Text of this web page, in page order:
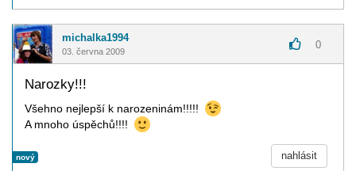
michalka1994
03. června 2009
0
Narozky!!!
Všehno nejlepší k narozeninám!!!!!
A mnoho úspěchů!!!!
nový nahlásit